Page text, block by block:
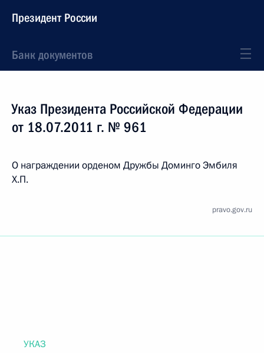
Президент России
Банк документов
Указ Президента Российской Федерации
от 18.07.2011 г. № 961
О награждении орденом Дружбы Доминго Эмбиля
Х.П.
pravo.gov.ru
УКАЗ